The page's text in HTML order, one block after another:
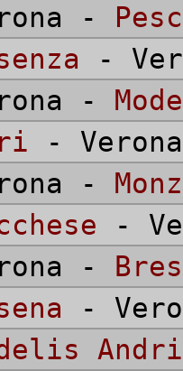
-
-
-
- Verona
-
-
-
-